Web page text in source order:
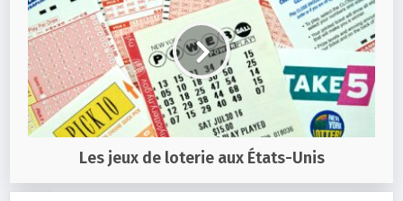
Les jeux de loterie aux États-Unis